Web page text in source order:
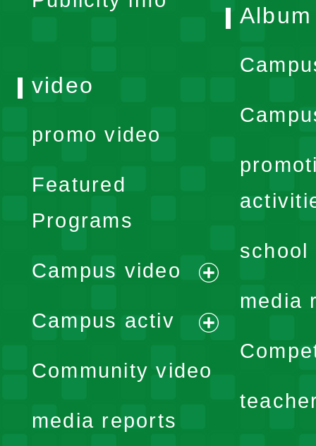
Album
school
media
video
promo video
Featured
Programs
Campus video
expand
menu
Campus activ
expand
Community video
media reports